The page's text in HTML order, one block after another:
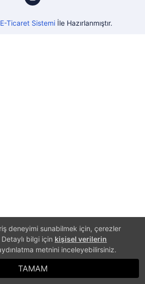
deneyimi sunabilmek için, çerezler
bilgi için kişisel verilerin
metnini inceleyebilirsiniz.
TAMAM
Ticaret Sistemiİle Hazırlanmıştır.